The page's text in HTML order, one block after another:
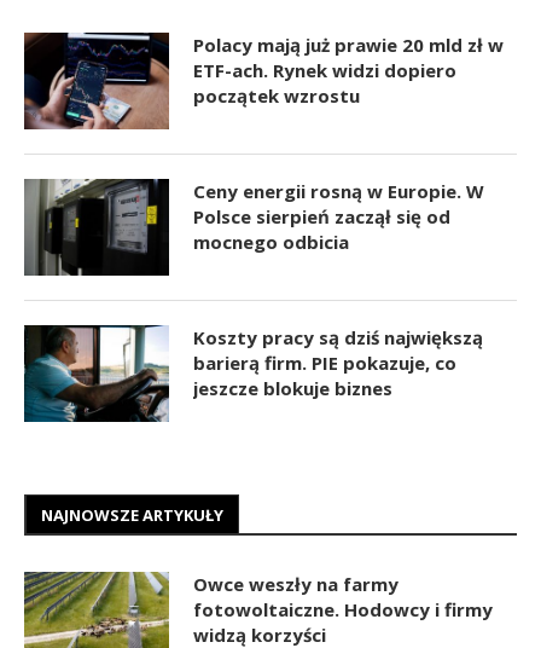
Polacy mają już prawie 20 mld zł w
ETF-ach. Rynek widzi dopiero
początek wzrostu
Ceny energii rosną w Europie. W
Polsce sierpień zaczął się od
mocnego odbicia
Koszty pracy są dziś największą
barierą firm. PIE pokazuje, co
jeszcze blokuje biznes
NAJNOWSZE ARTYKUŁY
Owce weszły na farmy
fotowoltaiczne. Hodowcy i firmy
widzą korzyści